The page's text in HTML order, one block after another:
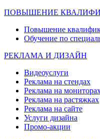
ПОВЫШЕНИЕ
Повышение
Обучение по
РЕКЛАМА И ДИЗАЙН
Видеоуслуги
Реклама на стендах
Реклама на
Реклама на растяжках
Реклама на сайте
Услуги дизайна
Промо-акции